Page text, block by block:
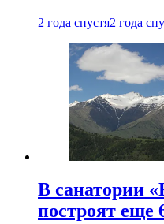
2 года спустя2 года
В санатории
построят еще